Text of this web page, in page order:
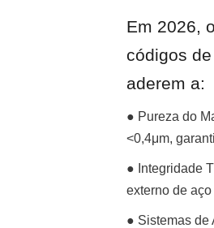
Em 2026,
códigos
aderem a:
● Pureza do
<0,4μm,
● Integridade
externo de
● Sistemas de